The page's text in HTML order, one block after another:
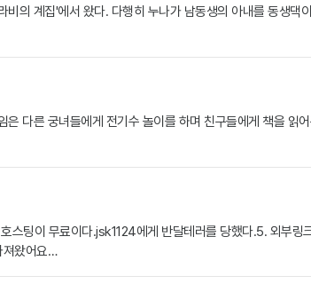
의 계집'에서 왔다. 다행히 누나가 남동생의 아내를 동생
다른 궁녀들에게 전기수 놀이를 하며 친구들에게 책을
스팅이 무료이다.jsk1124에게 반달테러를 당했다.5. 외
져왔어요…